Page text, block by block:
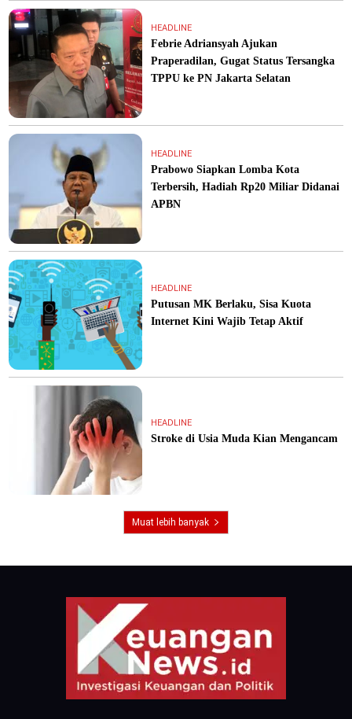
HEADLINE
Febrie Adriansyah Ajukan
Praperadilan, Gugat Status Tersangka
TPPU ke PN Jakarta Selatan
HEADLINE
Prabowo Siapkan Lomba Kota
Terbersih, Hadiah Rp20 Miliar Didanai
APBN
HEADLINE
Putusan MK Berlaku, Sisa Kuota
Internet Kini Wajib Tetap Aktif
HEADLINE
Stroke di Usia Muda Kian Mengancam
Muat lebih banyak